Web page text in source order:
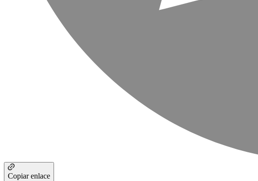
Copiar enlace